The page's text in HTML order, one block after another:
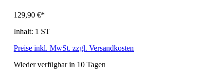
129,90 €*
Inhalt: 1 ST
Preise inkl. MwSt. zzgl. Versandkosten
Wieder verfügbar in 10 Tagen